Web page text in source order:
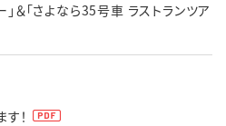
＆「さよなら35号車 ラストランツア
！